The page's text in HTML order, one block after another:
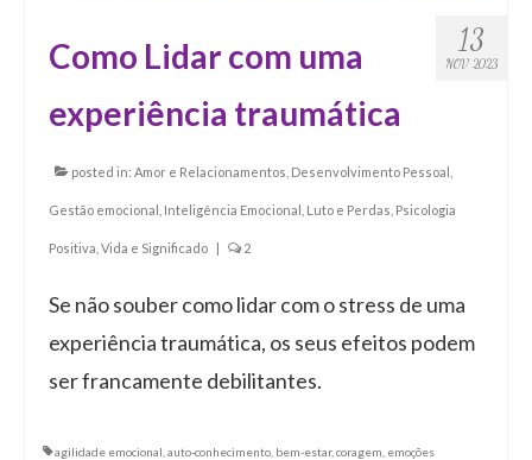
13
NOV 2023
Como Lidar com uma
experiência traumática
posted in: Amor e Relacionamentos Desenvolvimento Pessoal
Gestão emocional Inteligência Emocional Luto e Perdas Psicologia
Positiva Vida e Significado | 2
Se não souber como lidar com o stress de uma
experiência traumática, os seus efeitos podem
ser francamente debilitantes.
agilidade emocional auto-conhecimento bem-estar, coragem emoções